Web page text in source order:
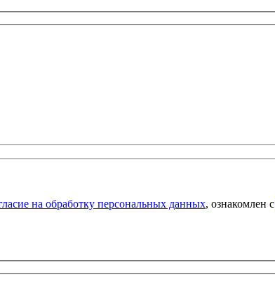
на обработку персональных данных, ознакомлен с